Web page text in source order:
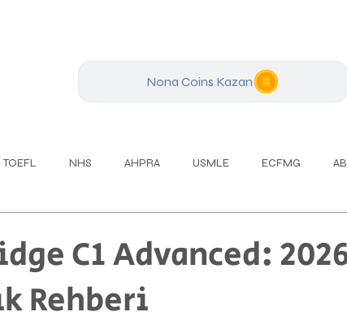
Nona Coins Kazan
TOEFL NHS AHPRA USMLE ECFMG
C1 Advanced:
Rehberi